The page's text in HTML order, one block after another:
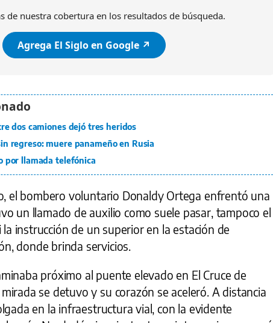
de nuestra cobertura en los resultados de búsqueda.
Agrega El Siglo en Google ↗️
dos camiones dejó tres heridos
regreso: muere panameño en Rusia
por llamada telefónica
el bombero voluntario Donaldy Ortega enfrentó una
un llamado de auxilio como suele pasar, tampoco el
instrucción de un superior en la estación de
donde brinda servicios.
próximo al puente elevado en El Cruce de
se detuvo y su corazón se aceleró. A distancia
en la infraestructura vial, con la evidente